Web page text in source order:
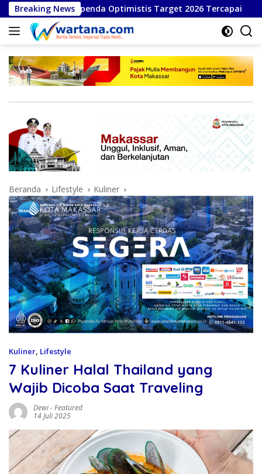
Langsung
ke
konten
Breaking News
Bapenda Optimistis Target 2026 Tercapai Pemkab
Beranda Lifestyle Kuliner
Kuliner, Lifestyle
7 Kuliner Halal Thailand yang
Wajib Dicoba Saat Traveling
Dewi-Featured
14 Juli 2025